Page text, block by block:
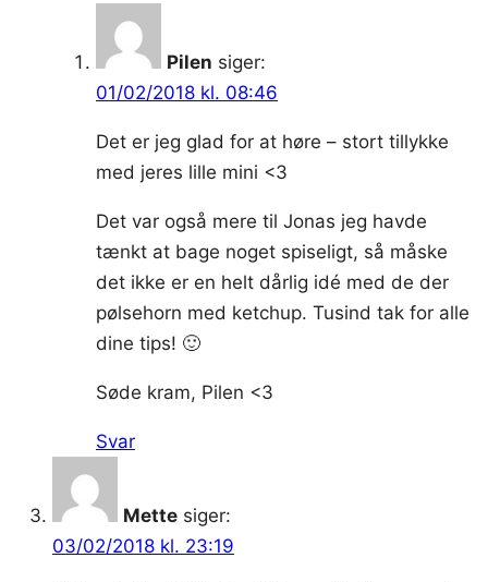
Pilen siger:
01/02/2018 kl. 08:46
Det er jeg glad for at høre – stort tillykke
med jeres lille mini <3
Det var også mere til Jonas jeg havde
tænkt at bage noget spiseligt, så måske
det ikke er en helt dårlig idé med de der
pølsehorn med ketchup. Tusind tak for alle
dine tips! 🙂
Søde kram, Pilen <3
Svar
Mette siger:
03/02/2018 kl. 23:19